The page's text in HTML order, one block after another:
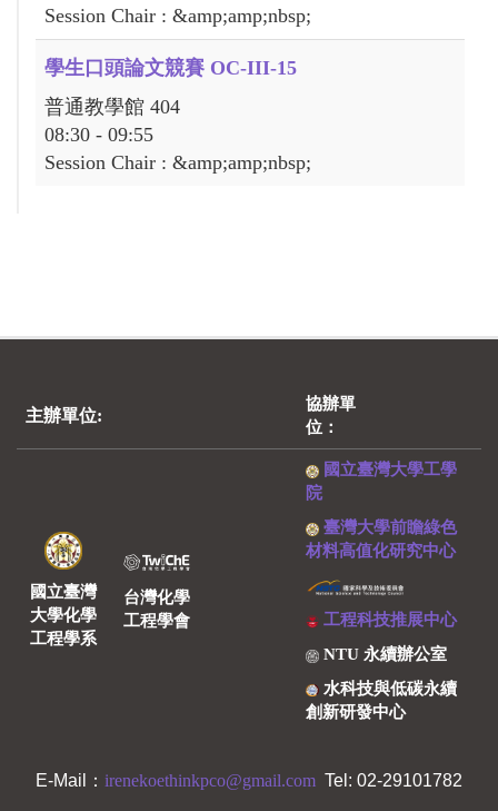
Session Chair : &amp;amp;nbsp;
學生口頭論文競賽 OC-III-15
普通教學館 404
08:30 - 09:55
Session Chair : &amp;amp;nbsp;
主辦單位:
協辦單
位：
國立臺灣
大學化學
工程學系
台灣化學
工程學會
國立臺灣大學工學
院
臺灣大學前瞻綠色
材料高值化研究中心
工程科技推展中心
NTU 永續辦公室
水科技與低碳永續
創新研發中心
E-Mail： irenekoethinkpco@gmail.com Tel: 02-29101782